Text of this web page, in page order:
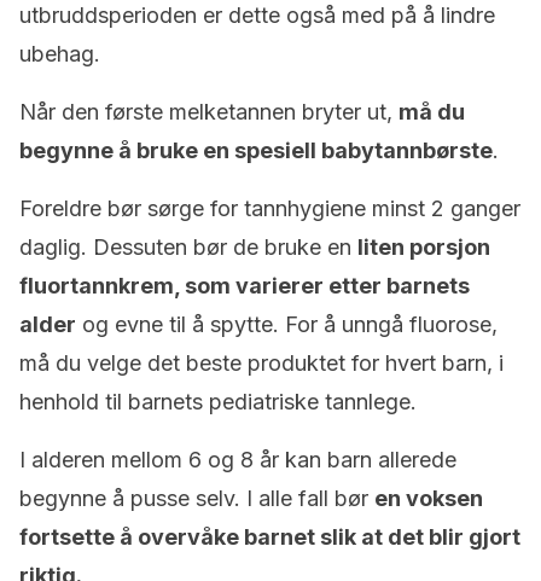
utbruddsperioden er dette også med på å lindre
ubehag.
Når den første melketannen bryter ut, må du
begynne å bruke en spesiell babytannbørste.
Foreldre bør sørge for tannhygiene minst 2 ganger
daglig. Dessuten bør de bruke en liten porsjon
fluortannkrem, som varierer etter barnets
alder og evne til å spytte. For å unngå fluorose,
må du velge det beste produktet for hvert barn, i
henhold til barnets pediatriske tannlege.
I alderen mellom 6 og 8 år kan barn allerede
begynne å pusse selv. I alle fall bør en voksen
fortsette å overvåke barnet slik at det blir gjort
riktig.